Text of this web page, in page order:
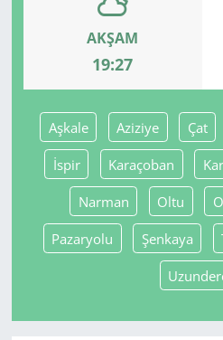
AKŞAM
19:27
Aşkale Aziziye Çat
İspir Karaçoban
Narman Oltu
Pazaryolu Şenkaya
Yerel